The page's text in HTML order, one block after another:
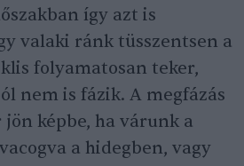
így azt is
valaki ránk tüsszentsen a
folyamatosan teker,
nem is fázik. A megfázás
képbe, ha várunk a
a hidegben, vagy